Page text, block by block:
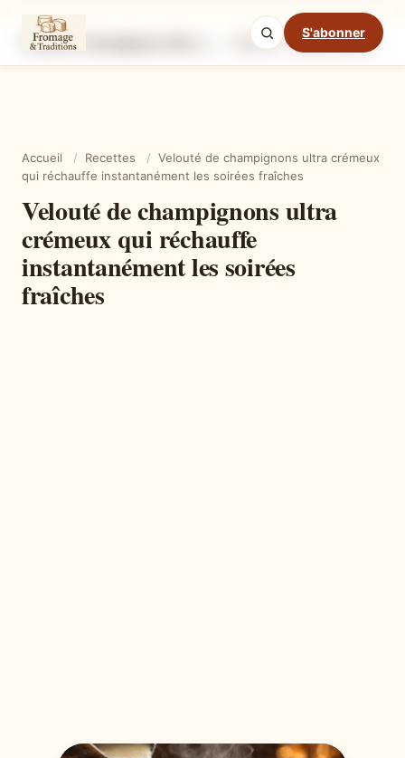
S'abonner
Ingrédients Étapes
Mode cuisine
Accueil / Recettes / Velouté de champignons ultra crémeux
qui réchauffe instantanément les soirées fraîches
Velouté de champignons ultra
crémeux qui réchauffe
instantanément les soirées
fraîches